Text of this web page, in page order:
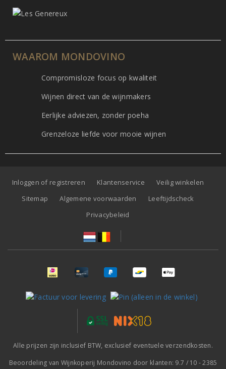
WAAROM MONDOVINO
Compromisloze focus op kwaliteit
Wijnen direct van de wijnmakers
Eerlijke adviezen, zonder poeha
Grenzeloze liefde voor mooie wijnen
Inloggen of registreren Klantenservice
Veilig winkelen
Sitemap
Algemene voorwaarden
Leeftijdscheck
Privacybeleid
Alle prijzen zijn inclusief BTW, exclusief eventuele verzendkosten.
Beoordeling van Wijnkoperij Mondovino door klanten: 9.7 / 10 -2385